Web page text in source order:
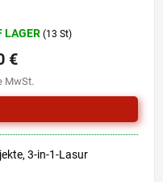
LAGER (13 St)
MwSt.
€
3-in-1-Lasur